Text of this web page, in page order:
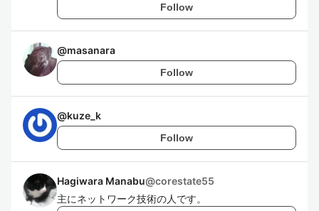
Follow
@masanara
Follow
@kuze_k
Follow
Hagiwara Manabu@corestate55
主にネットワーク技術の人です。